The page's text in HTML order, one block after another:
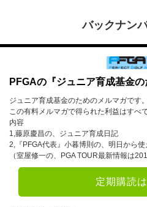
バックナン
PFGAの『ジュニア育成基金の
ジュニア育成基金のためのメルマガです。
この有料メルマガで得られた利益はすべ
内容
1,藤原慶昌の、ジュニア育成日記
2,『PFGA代表』小暮博則の、明日から使
（室屋修一の、PGA TOUR最新情報は
定期購読